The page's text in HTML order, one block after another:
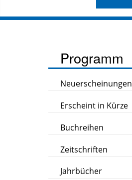
Programm
Neuerscheinungen
Erscheint in Kürze
Buchreihen
Zeitschriften
Jahrbücher